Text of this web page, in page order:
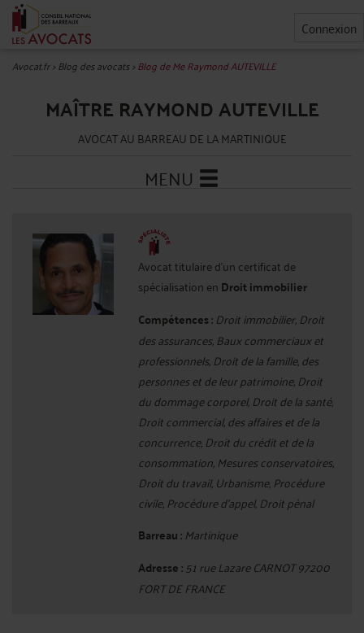
Connexion
Avocat.fr>Blog des avocats>Blog de Me Raymond AUTEVILLE
MAÎTRE RAYMOND AUTEVILLE
AVOCAT AU BARREAU DE LA MARTINIQUE
MENU
Avocat titulaire d'un certificat de
spécialisation en Droit immobilier
Compétences : Droit immobilier, Droit
des assurances, Baux commerciaux et
professionnels, Droit de la famille, des
personnes et de leur patrimoine, Droit
du dommage corporel, Droit de la santé,
Droit commercial, des affaires et de la
concurrence, Droit du crédit et de la
consommation, Mesures conservatoires,
Droit du travail, Urbanisme, Procédure
civile, Procédure d'appel, Droit pénal
Barreau : Martinique
Adresse :51 rue Lazare CARNOT 97200
FORT DE FRANCE